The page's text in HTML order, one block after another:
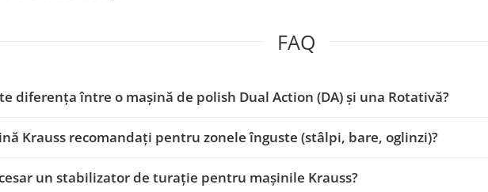
FAQ
diferența între o mașină de polish Dual Action (DA) și una Rotativă?
Krauss recomandați pentru zonele înguste (stâlpi, bare, oglinzi)?
un stabilizator de turație pentru mașinile Krauss?